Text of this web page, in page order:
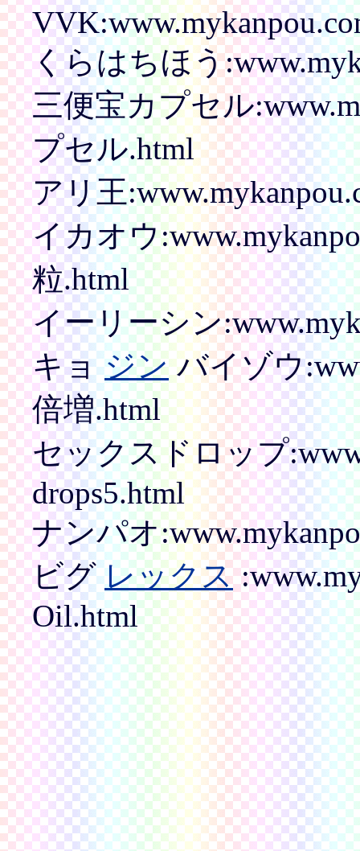
くらはちほう
三便宝カプセル
プセル.html
アリ王
イカオウ
粒.html
イーリーシン
キョジンバイゾウ
倍増.html
セックスドロップ
drops5.html
ナンパオ
ビグレックス
Oil.html